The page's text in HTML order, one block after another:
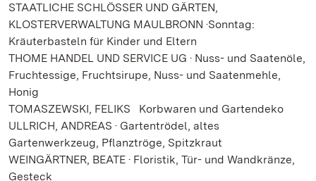
STAATLICHE SCHLÖSSER UND GÄRTEN,
KLOSTERVERWALTUNG MAULBRONN ·Sonntag:
Kräuterbasteln für Kinder und Eltern
THOME HANDEL UND SERVICE UG · Nuss- und Saatenöle,
Fruchtessige, Fruchtsirupe, Nuss- und Saatenmehle,
Honig
TOMASZEWSKI, FELIKS Korbwaren und Gartendeko
ULLRICH, ANDREAS · Gartentrödel, altes
Gartenwerkzeug, Pflanztröge, Spitzkraut
WEINGÄRTNER, BEATE · Floristik, Tür- und Wandkränze,
Gesteck